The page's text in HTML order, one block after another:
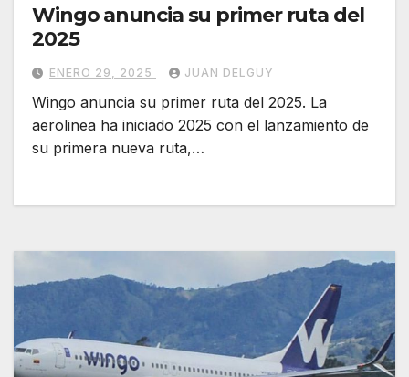
Wingo anuncia su primer ruta del
2025
ENERO 29, 2025 JUAN DELGUY
Wingo anuncia su primer ruta del 2025. La
aerolinea ha iniciado 2025 con el lanzamiento de
su primera nueva ruta,…